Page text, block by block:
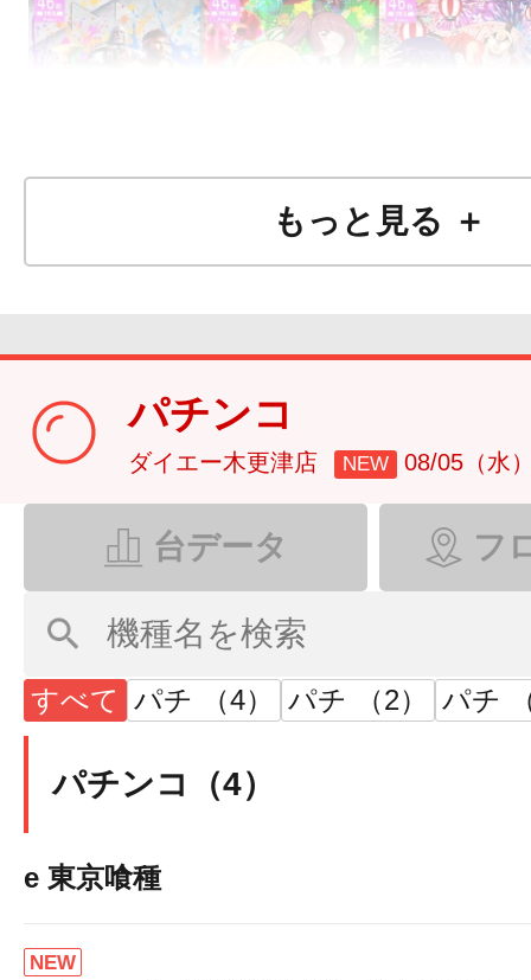
もっと見る ＋
パチンコ
ダイエー木更津店 NEW 08/05（水
台データ フ
すべて パチ （4） パチ （2） パチ
パチンコ（4）
e 東京喰種
NEW